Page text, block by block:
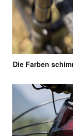
Die Farben